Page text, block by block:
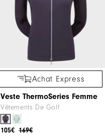
Achat Express
Veste ThermoSeries Femme
Vêtements De Golf
169€
105€